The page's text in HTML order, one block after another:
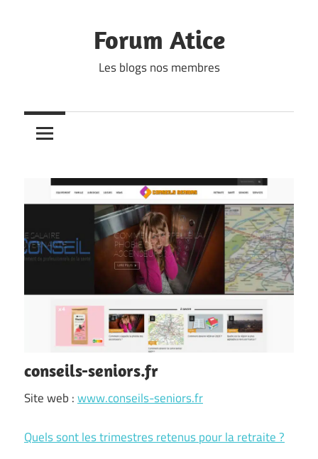
Forum Atice
Les blogs nos membres
conseils-seniors.fr
Site web :www.conseils-seniors.fr
Quels sont les trimestres retenus pour la retraite ?